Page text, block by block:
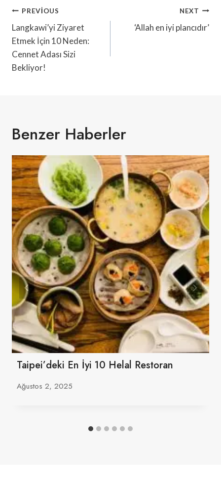
Yazı
Gezinmesi
PREVIOUS
Langkawi’yi Ziyaret
Etmek İçin 10 Neden:
Cennet Adası Sizi
Bekliyor!
NEXT
‘Allah en iyi plancıdır’
Benzer Haberler
Taipei’deki En İyi 10 Helal Restoran
Ağustos 2, 2025